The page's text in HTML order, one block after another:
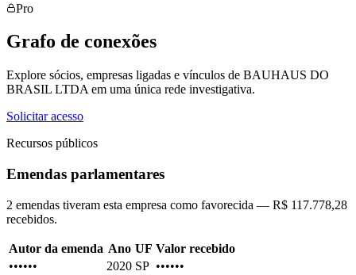
Pro
Grafo de conexões
Explore sócios, empresas ligadas e vínculos de BAUHAUS DO
BRASIL LTDA em uma única rede investigativa.
Solicitar acesso
Recursos públicos
Emendas parlamentares
2 emendas tiveram esta empresa como favorecida — R$ 117.778,28
recebidos.
Autor da emenda Ano UF Valor recebido
••••••
2020 SP ••••••